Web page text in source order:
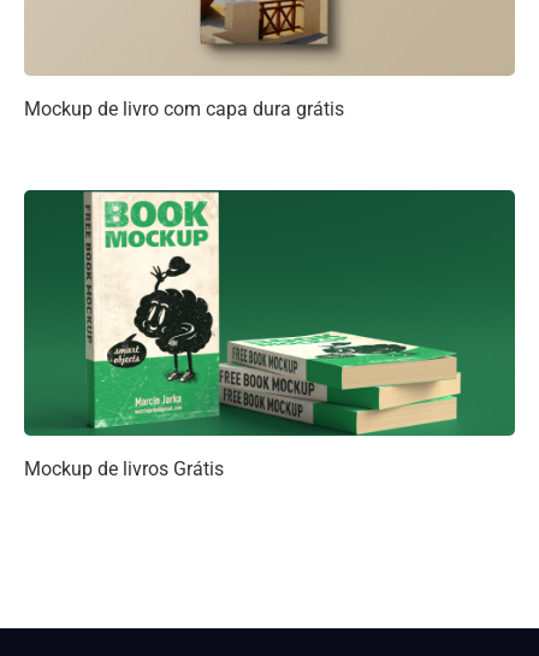
Mockup de livro com capa dura grátis
Mockup de livros Grátis